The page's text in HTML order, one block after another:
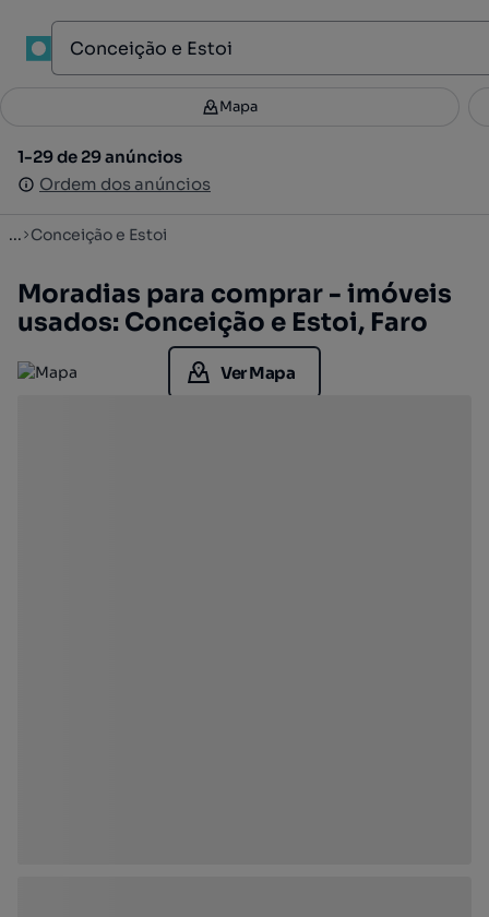
Filtros 4
1-29 de 29 anúncios
Ordem dos anúncios
Mapa
1-29 de 29 anúncios
Ordem dos anúncios
... Conceição e Estoi
Moradias para comprar - imóveis
usados: Conceição e Estoi, Faro
Ver Mapa